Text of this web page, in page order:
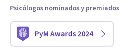
Psicólogos nominados y premiados
PyM Awards 2024